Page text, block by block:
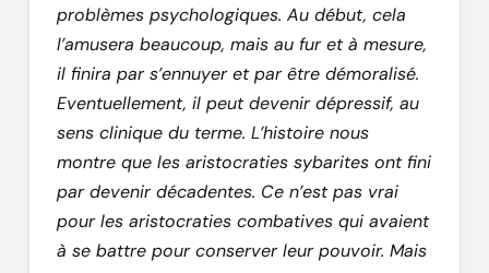
problèmes psychologiques. Au début, cela
l’amusera beaucoup, mais au fur et à mesure,
il finira par s’ennuyer et par être démoralisé.
Eventuellement, il peut devenir dépressif, au
sens clinique du terme. L’histoire nous
montre que les aristocraties sybarites ont fini
par devenir décadentes. Ce n’est pas vrai
pour les aristocraties combatives qui avaient
à se battre pour conserver leur pouvoir. Mais